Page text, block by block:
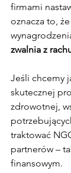
firmami
oznacza to,
zwalnia z
Jeśli chcemy
skutecznej
zdrowotnej,
traktować
partnerów –
finansowym.